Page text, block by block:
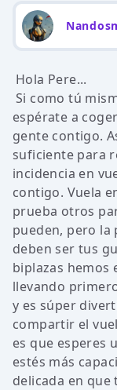
Hola Pere...
Si como tú
espérate a
gente contigo.
suficiente para
incidencia en
contigo. Vuela
prueba otros
pueden, pero la
deben ser tus
biplazas hemos
llevando
y es súper
compartir el
es que esperes
estés más
delicada en